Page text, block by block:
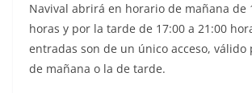
Navival abrirá en horario de mañana de
horas y por la tarde de 17:00 a 21:00
entradas son de un único acceso, válido
de mañana o la de tarde.